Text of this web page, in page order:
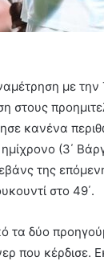
με την
στους
κανένα
(3΄
της
στο 49΄.
τα δύο
που κέρδισε.